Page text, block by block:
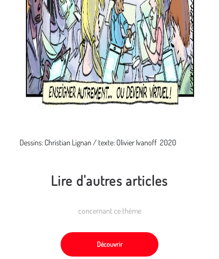
Dessins: Christian Lignan / texte: Olivier Ivanoff 2020
Lire d'autres articles
concernant ce thème
Découvrir